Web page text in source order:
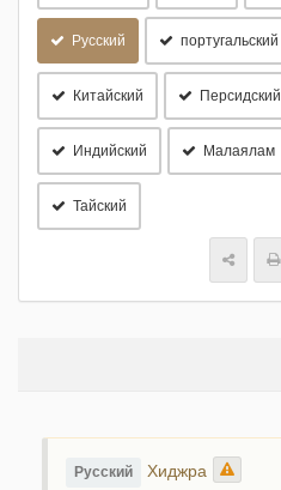
Русский португальский
Китайский Персидский
Индийский Малаялам
Тайский
Русский Хиджра